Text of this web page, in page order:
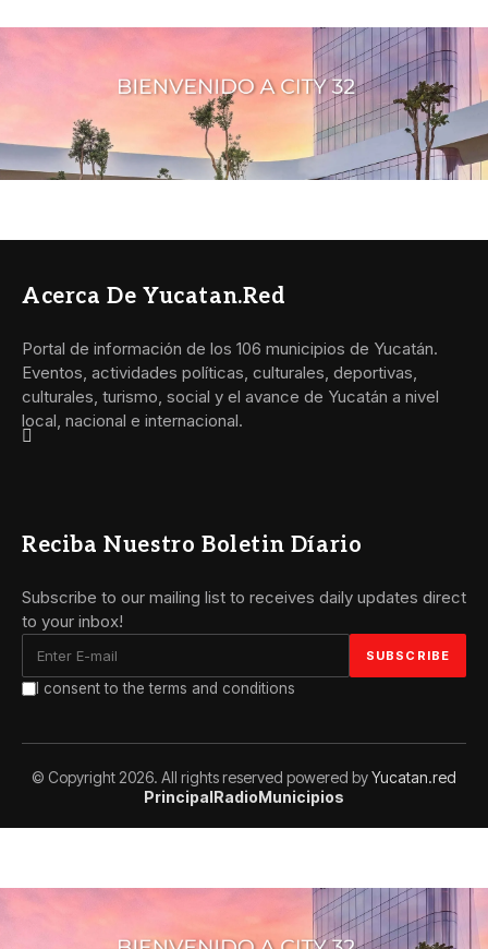
Acerca De Yucatan.red
Portal de información de los 106 municipios de Yucatán.
Eventos, actividades políticas, culturales, deportivas,
culturales, turismo, social y el avance de Yucatán a nivel
local, nacional e internacional.
Reciba Nuestro Boletin Díario
Subscribe to our mailing list to receives daily updates direct
to your inbox!
I consent to the terms and conditions
© Copyright 2026. All rights reserved powered byYucatan.red
PrincipalRadioMunicipios